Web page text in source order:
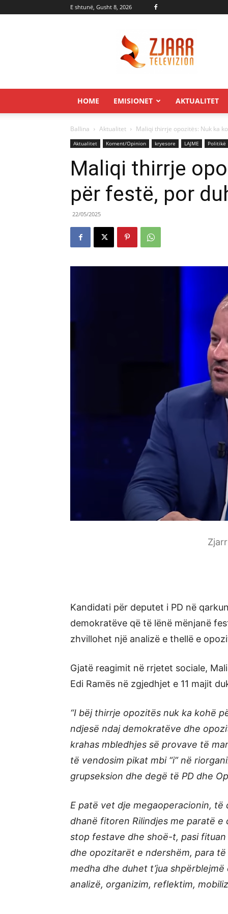
E shtunë, Gusht 8, 2026
HOME EMISIONET AKTUALITET
Ballina Aktualitet Maliqi thirrje opozitës: Nuk ka
Aktualitet Koment/Opinion kryesore LAJME Politikë
Maliqi thirrje
për festë, por
22/05/2025
Kandidati për deputet i PD në
demokratëve që të lënë mënjanë
zhvillohet një analizë e thellë e
Gjatë reagimit në rrjetet sociale,
Edi Ramës në zgjedhjet e 11 majit
“I bëj thirrje opozitës nuk ka kohë
ndjesë ndaj demokratëve dhe
krahas mbledhjes së provave të
të vendosim pikat mbi “i” në
grupseksion dhe degë të PD dhe
E patë vet dje megaoperacionin,
dhanë fitoren Rilindjes me paratë
stop festave dhe shoë-t, pasi
dhe opozitarët e ndershëm, para
medha dhe duhet t’jua
analizë, organizim, reflektim,